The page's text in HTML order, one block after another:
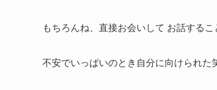
もちろんね、直接お会いして お話するこ
不安でいっぱいのとき自分に向けられた